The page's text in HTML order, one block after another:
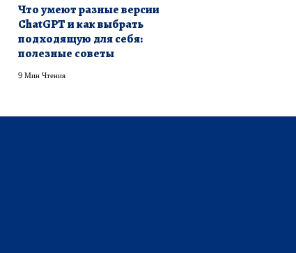
Что умеют разные версии
ChatGPT и как выбрать
подходящую для себя:
полезные советы
9 Мин Чтения